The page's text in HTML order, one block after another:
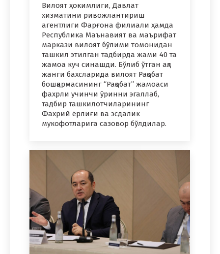
Вилоят ҳокимлиги, Давлат
хизматини ривожлантириш
агентлиги Фарғона филиали ҳамда
Республика Маънавият ва маърифат
маркази вилоят бўлими томонидан
ташкил этилган тадбирда жами 40 та
жамоа куч синашди. Бўлиб ўтган ақл
жанги бахсларида вилоят Рақобат
бошқармасининг “Рақобат” жамоаси
фахрли учинчи ўринни эгаллаб,
тадбир ташкилотчиларининг
Фахрий ёрлиғи ва эсдалик
мукофотларига сазовор бўлдилар.